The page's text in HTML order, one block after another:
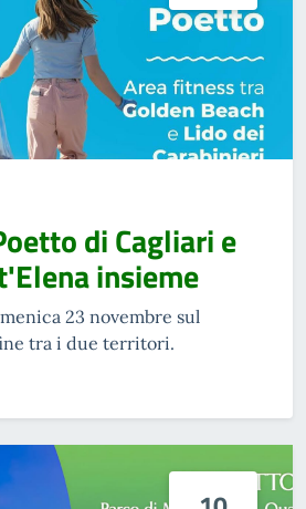
di Cagliari e
insieme
23 novembre sul
tra i due territori.